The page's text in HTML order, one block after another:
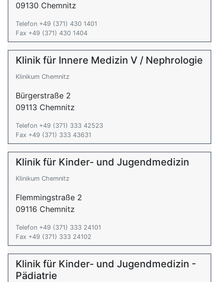
09130 Chemnitz
Telefon +49 (371) 430 1401
Fax +49 (371) 430 1404
Klinik für Innere Medizin V / Nephrologie
Klinikum Chemnitz
Bürgerstraße 2
09113 Chemnitz
Telefon +49 (371) 333 42523
Fax +49 (371) 333 43631
Klinik für Kinder- und Jugendmedizin
Klinikum Chemnitz
Flemmingstraße 2
09116 Chemnitz
Telefon +49 (371) 333 24101
Fax +49 (371) 333 24102
Klinik für Kinder- und Jugendmedizin -
Pädiatrie